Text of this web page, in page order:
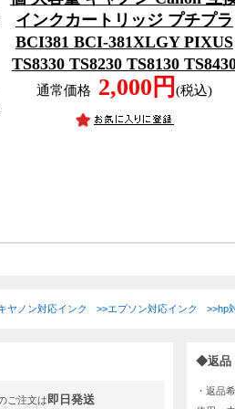
インクカートリッジ プチプラ
BCI381 BCI-381XLGY PIXUS
TS8330 TS8230 TS8130
通常価格 2,000円 (税込)